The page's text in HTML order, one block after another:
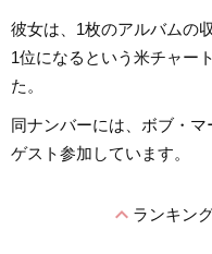
彼女は、1枚のアルバムの
1位になるという米チャー
た。
同ナンバーには、ボブ・
ゲスト参加しています。
expand_lessランキン